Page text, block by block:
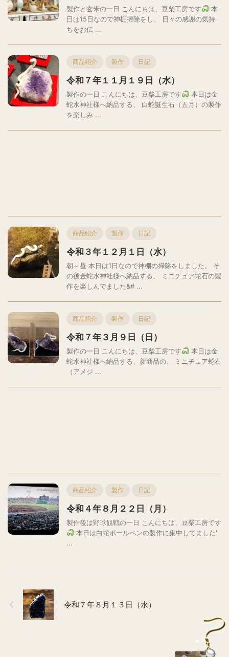
製作と玄米の一日 こんにちは、豆柴工房です
本
日は15日なので神棚掃除をし、 日々の感謝の気持
ちをお伝 ...
商品紹介 製作 日記
令和７年１１月１９日（水）
製作の一日 こんにちは、豆柴工房です
本日は金
蛇水神社様へ納品する、 白蛇誕生石（五月）の製作
を楽しみ ...
商品紹介 製作 日記
令和３年１２月１日（水）
朝～昼 本日は1日なので神棚の掃除をしました。 そ
の後金蛇水神社様へ納品する、 ミニチュア蛇石の製
作を楽しんでました&# ...
商品紹介 製作 日記
令和７年３月９日（日）
製作の一日 こんにちは、豆柴工房です
本日は金
蛇水神社様へ納品する、新商品の、 ミニチュア蛇石
（アメジ ...
商品紹介 製作 日記
令和４年８月２２日（月）
製作後は野球観戦の一日 こんにちは、豆柴工房です
本日は白蛇ボールペンの製作に集中してました'
...
令和７年８月１３日（水）